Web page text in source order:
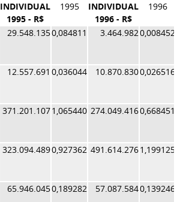
INDIVIDUAL
1995 - R$
1995
INDIVIDUAL
1996 - R$
1996
29.548.1350,084811 3.464.9820,008452
12.557.691 0,036044 10.870.8300,026516
371.201.1071,065440 274.049.4160,668451
323.094.4890,927362 491.614.2761,199125
65.946.0450,189282 57.087.5840,139246